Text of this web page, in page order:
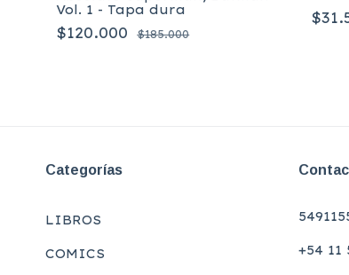
Vol. 1 - Tapa dura
$120.000 $185.000
Categorías
LIBROS
COMICS +54 11